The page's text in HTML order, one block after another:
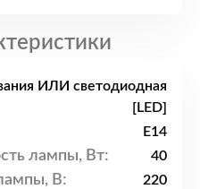
ИЛИ светодиодная
[LED]
E14
лампы, Вт: 40
В: 220